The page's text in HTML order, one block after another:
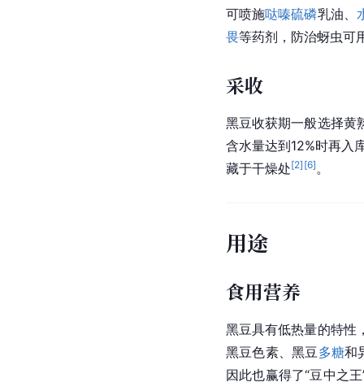
可喷施哒嗪硫磷乳油、
畏等药剂，防治蚜虫可
采收
黑豆收获期一般选择黄
含水量达到12%时再入
藏于干燥处[2] [6]。
用途
食用营养
黑豆具有低热量的特性
黑豆色素、黑豆多糖和
因此也赢得了“豆中之